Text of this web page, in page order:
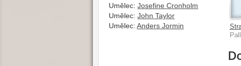
Umělec: Josefine Cronholm
Umělec: John Taylor
Umělec: Anders Jormin